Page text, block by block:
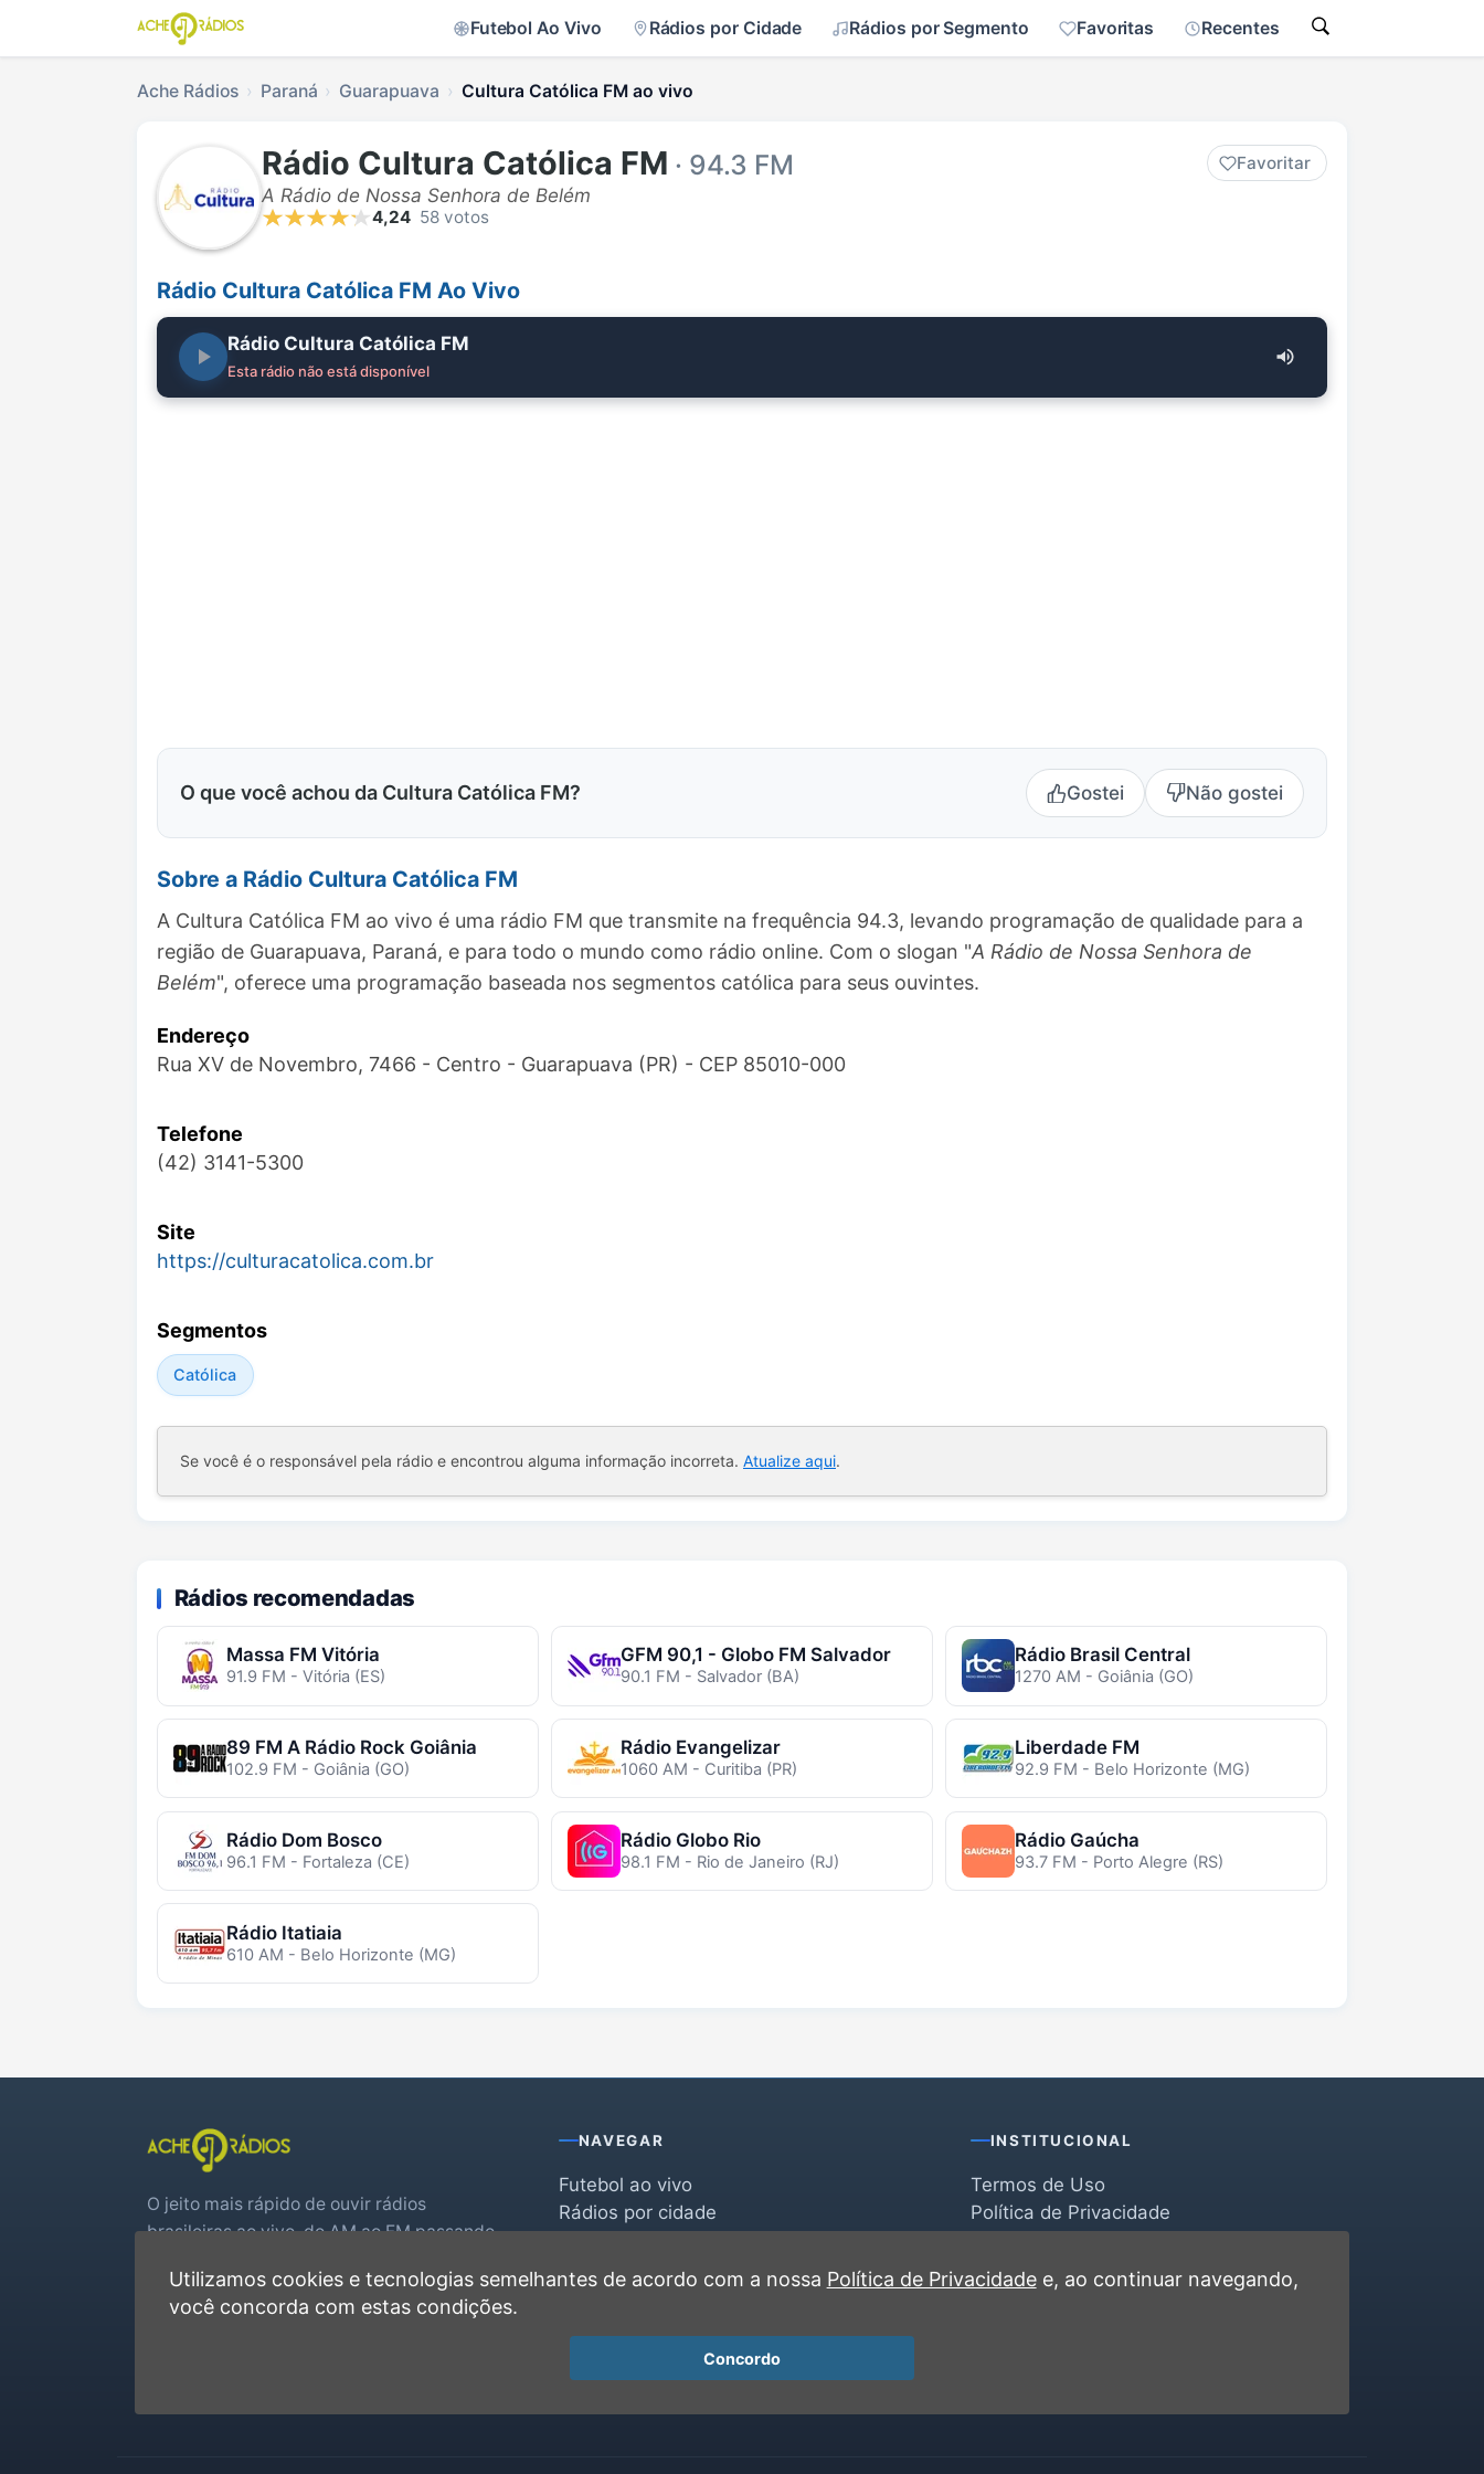
Futebol Ao Vivo Rádios por Cidade Rádios por Segmento Favoritas Recentes
Ache Rádios Paraná Guarapuava Cultura Católica FM ao vivo
Rádio Cultura Católica FM · 94.3 FM
A Rádio de Nossa Senhora de Belém
Favoritar
4,24 58 votos
Rádio Cultura Católica FM Ao Vivo
Rádio Cultura Católica FM
Esta rádio não está disponível
O que você achou da Cultura Católica FM? Gostei Não gostei
Sobre a Rádio Cultura Católica FM
A Cultura Católica FM ao vivo é uma rádio FM que transmite na frequência 94.3, levando programação de qualidade para a
região de Guarapuava, Paraná, e para todo o mundo como rádio online. Com o slogan "A Rádio de Nossa Senhora de
Belém", oferece uma programação baseada nos segmentos católica para seus ouvintes.
Endereço
Rua XV de Novembro, 7466 - Centro - Guarapuava (PR) - CEP 85010-000
Telefone
(42) 3141-5300
Site
https://culturacatolica.com.br
Segmentos
Católica
Se você é o responsável pela rádio e encontrou alguma informação incorreta. Atualize aqui.
Rádios recomendadas
Massa FM Vitória
91.9 FM - Vitória (ES)
GFM 90,1 - Globo FM Salvador
90.1 FM - Salvador (BA)
Rádio Brasil Central
1270 AM - Goiânia (GO)
89 FM A Rádio Rock Goiânia
102.9 FM - Goiânia (GO)
Rádio Evangelizar
1060 AM - Curitiba (PR)
Liberdade FM
92.9 FM - Belo Horizonte (MG)
Rádio Dom Bosco
96.1 FM - Fortaleza (CE)
Rádio Globo Rio
98.1 FM - Rio de Janeiro (RJ)
Rádio Gaúcha
93.7 FM - Porto Alegre (RS)
Rádio Itatiaia
610 AM - Belo Horizonte (MG)
O jeito mais rápido de ouvir rádios
brasileiras ao vivo, do AM ao FM passando
real.
NAVEGAR
Futebol ao vivo
Rádios por cidade
Favoritas
INSTITUCIONAL
Termos de Uso
Política de Privacidade
Contato
Utilizamos cookies e tecnologias semelhantes de acordo com a nossa Política de Privacidadee, ao continuar navegando,
você concorda com estas condições.
Concordo